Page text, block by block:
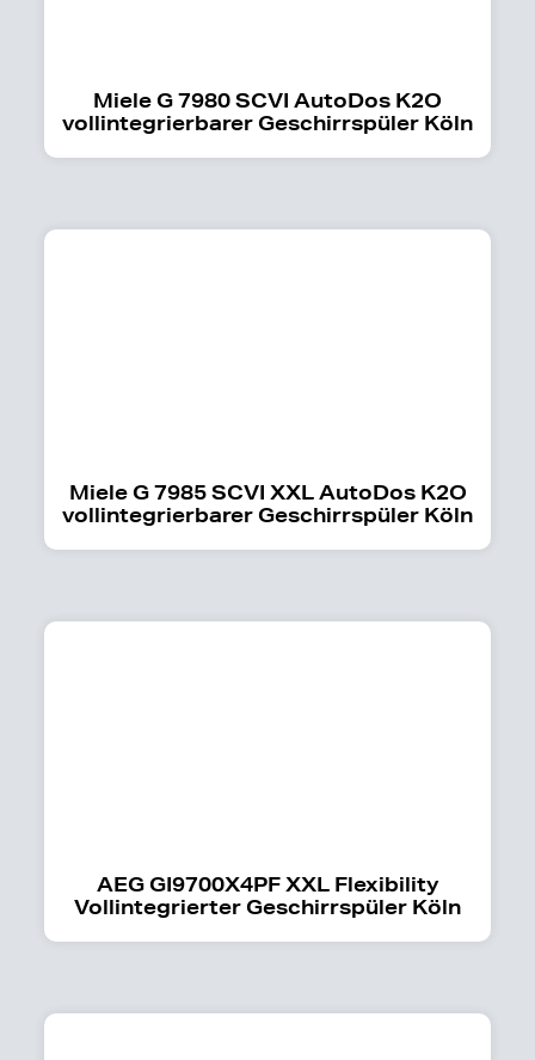
Miele G 7980 SCVI AutoDos K2O
vollintegrierbarer Geschirrspüler Köln
Miele G 7985 SCVI XXL AutoDos K2O
vollintegrierbarer Geschirrspüler Köln
AEG GI9700X4PF XXL Flexibility
Vollintegrierter Geschirrspüler Köln